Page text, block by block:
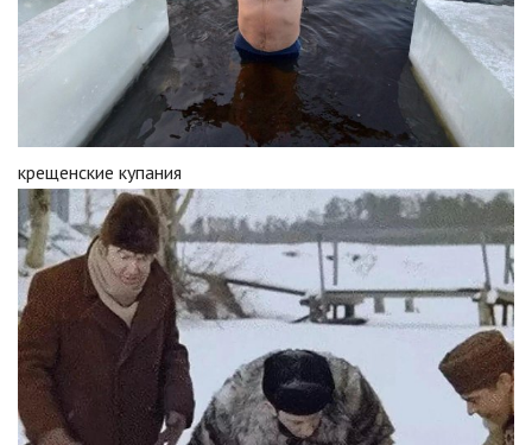
крещенские купания